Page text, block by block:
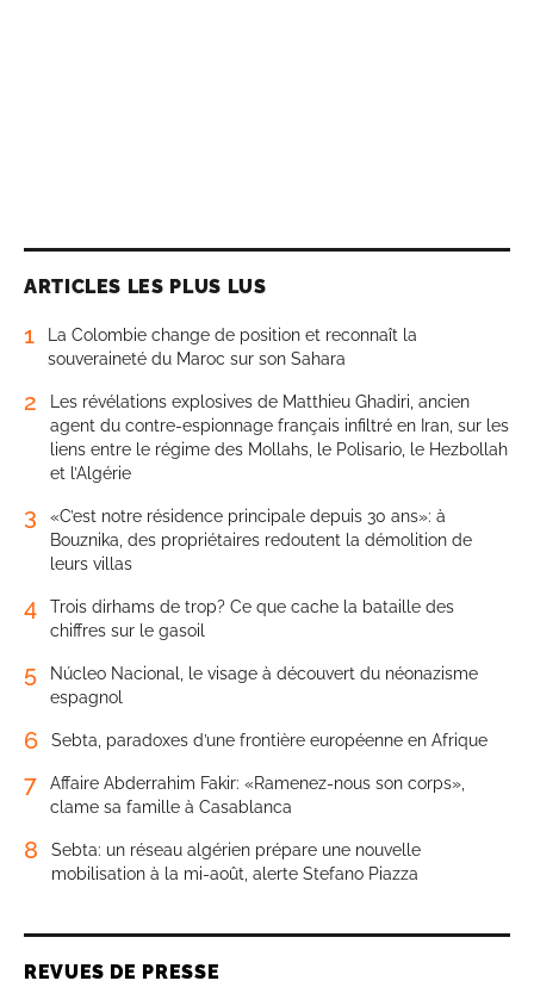
ARTICLES LES PLUS LUS
1
La Colombie change de position et reconnaît la
souveraineté du Maroc sur son Sahara
2
Les révélations explosives de Matthieu Ghadiri, ancien
agent du contre-espionnage français infiltré en Iran, sur les
liens entre le régime des Mollahs, le Polisario, le Hezbollah
et l’Algérie
3
«C’est notre résidence principale depuis 30 ans»: à
Bouznika, des propriétaires redoutent la démolition de
leurs villas
4
Trois dirhams de trop? Ce que cache la bataille des
chiffres sur le gasoil
5
Núcleo Nacional, le visage à découvert du néonazisme
espagnol
6 Sebta, paradoxes d’une frontière européenne en Afrique
7
Affaire Abderrahim Fakir: «Ramenez-nous son corps»,
clame sa famille à Casablanca
8
Sebta: un réseau algérien prépare une nouvelle
mobilisation à la mi-août, alerte Stefano Piazza
REVUES DE PRESSE